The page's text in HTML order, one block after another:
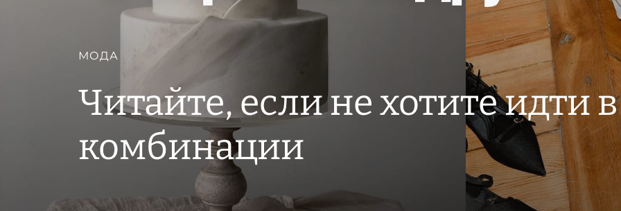
МОДА
Читайте, если не хотите идти
комбинации